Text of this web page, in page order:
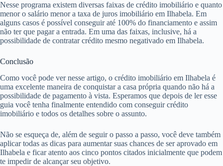
Nesse programa existem diversas faixas de crédito imobiliário e quanto
menor o salário menor a taxa de juros imobiliário em Ilhabela. Em
alguns casos é possível conseguir até 100% do financiamento e assim
não ter que pagar a entrada. Em uma das faixas, inclusive, há a
possibilidade de contratar crédito mesmo negativado em Ilhabela.
Conclusão
Como você pode ver nesse artigo, o crédito imobiliário em Ilhabela é
uma excelente maneira de conquistar a casa própria quando não há a
possibilidade de pagamento à vista. Esperamos que depois de ler esse
guia você tenha finalmente entendido com conseguir crédito
imobiliário e todos os detalhes sobre o assunto.
Não se esqueça de, além de seguir o passo a passo, você deve também
aplicar todas as dicas para aumentar suas chances de ser aprovado em
Ilhabela e ficar atento aos cinco pontos citados inicialmente que podem
te impedir de alcançar seu objetivo.